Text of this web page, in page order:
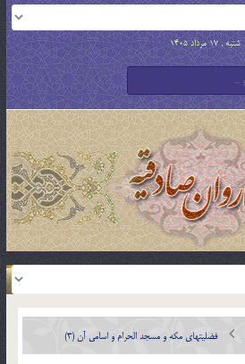
شنبه , 17 مرداد 1405
فضلیتهای مکه و مسجد الحرام و اسامی آن (3)